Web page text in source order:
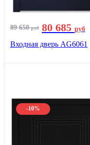
89 650руб 80 685 руб
Входная дверь AG6061
-10%